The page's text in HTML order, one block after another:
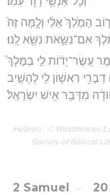
הַמֶּ֙לֶךְ֙ אֵלַ֔י וְלָ֤מָּה זֶּה֙
אִם־נִשֵּׂ֥את נִשָּׂ֖א לָֽנוּ׃
עֶֽשֶׂר־יָד֨וֹת לִ֣י בַמֶּלֶךְ֮
דְבָרִ֥י רִאשׁ֛וֹן לִ֖י לְהָשִׁ֣יב
מִדְּבַ֖ר אִ֥ישׁ יִשְׂרָאֵֽל׃
Hébreu : © Westminster
Society of Biblical
2 Samuel 20